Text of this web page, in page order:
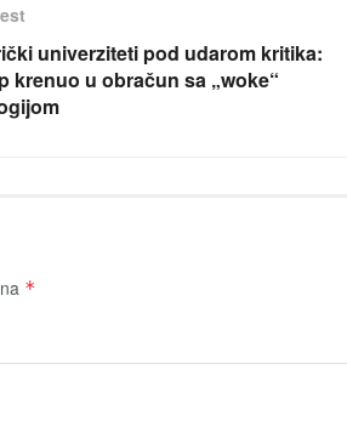
univerziteti pod udarom kritika:
krenuo u obračun sa „woke“
*